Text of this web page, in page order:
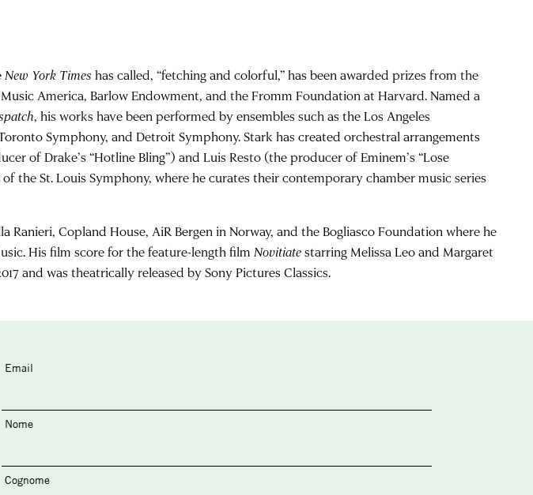
New York Times has called, “fetching and colorful,” has been awarded prizes from the
America, Barlow Endowment, and the Fromm Foundation at Harvard. Named a
, his works have been performed by ensembles such as the Los Angeles
Symphony, and Detroit Symphony. Stark has created orchestral arrangements
of Drake’s “Hotline Bling”) and Luis Resto (the producer of Eminem’s “Lose
the St. Louis Symphony, where he curates their contemporary chamber music series
Ranieri, Copland House, AiR Bergen in Norway, and the Bogliasco Foundation where he
His film score for the feature-length film Novitiatestarring Melissa Leo and Margaret
and was theatrically released by Sony Pictures Classics.
Email
Nome
Cognome